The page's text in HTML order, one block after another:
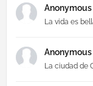
Anonymous
La vida es
Anonymous
La ciudad de